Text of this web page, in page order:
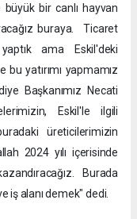
bir canlı hayvan
buraya. Ticaret
ama Eskil'deki
bu yatırımı yapmamız
Başkanımız Necati
Eskil'le ilgili
üreticilerimizin
2024 yılı içerisinde
Burada
iş alanı demek" dedi.